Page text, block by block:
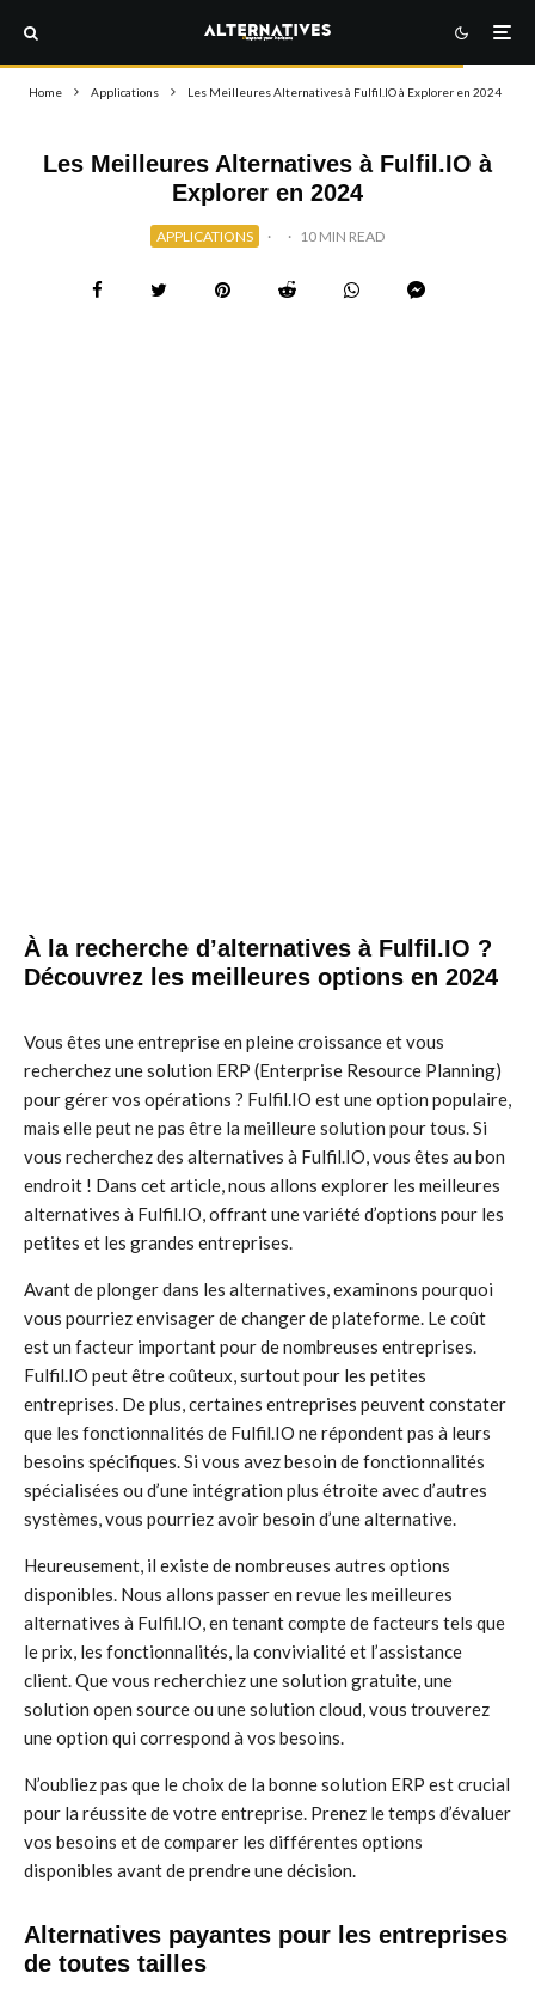
Home Applications Les Meilleures Alternatives à Fulfil.IO à Explorer en 2024
Les Meilleures Alternatives à Fulfil.IO à
Explorer en 2024
APPLICATIONS · · 10 MIN READ
À la recherche d’alternatives à Fulfil.IO ?
Découvrez les meilleures options en 2024
Vous êtes une entreprise en pleine croissance et vous
recherchez une solution ERP (Enterprise Resource Planning)
pour gérer vos opérations ? Fulfil.IO est une option populaire,
mais elle peut ne pas être la meilleure solution pour tous. Si
vous recherchez des alternatives à Fulfil.IO, vous êtes au bon
endroit ! Dans cet article, nous allons explorer les meilleures
alternatives à Fulfil.IO, offrant une variété d’options pour les
petites et les grandes entreprises.
Avant de plonger dans les alternatives, examinons pourquoi
vous pourriez envisager de changer de plateforme. Le coût
est un facteur important pour de nombreuses entreprises.
Fulfil.IO peut être coûteux, surtout pour les petites
entreprises. De plus, certaines entreprises peuvent constater
que les fonctionnalités de Fulfil.IO ne répondent pas à leurs
besoins spécifiques. Si vous avez besoin de fonctionnalités
spécialisées ou d’une intégration plus étroite avec d’autres
systèmes, vous pourriez avoir besoin d’une alternative.
Heureusement, il existe de nombreuses autres options
disponibles. Nous allons passer en revue les meilleures
alternatives à Fulfil.IO, en tenant compte de facteurs tels que
le prix, les fonctionnalités, la convivialité et l’assistance
client. Que vous recherchiez une solution gratuite, une
solution open source ou une solution cloud, vous trouverez
une option qui correspond à vos besoins.
N’oubliez pas que le choix de la bonne solution ERP est crucial
pour la réussite de votre entreprise. Prenez le temps d’évaluer
vos besoins et de comparer les différentes options
disponibles avant de prendre une décision.
Alternatives payantes pour les entreprises
de toutes tailles